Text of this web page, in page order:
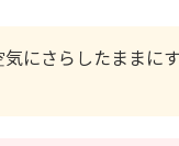
にさらしたままに